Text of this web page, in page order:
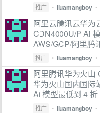
推广 • liuamangboy •
阿里云腾讯云华为
CDN4000U/P Ai
AWS/GCP/阿里腾
推广 • liuamangboy •
阿里腾讯华为火山
华为火山国内国际
Ai 模型最低到 4 折
推广 • liuamangboy •